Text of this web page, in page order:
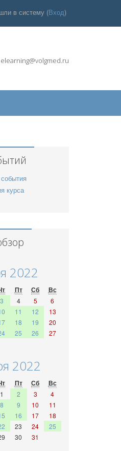
в систему (Вход)
elearning@volgmed.ru
курса
2022
Пт Сб Вс
3 4 5
6
11 12
13
18 19
20
25 26
27
2022
Пт Сб Вс
1 2 3
4
8 9 10
11
16 17
18
23 24
25
30 31